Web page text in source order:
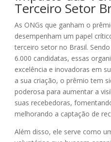
Terceiro Setor
As ONGs que ganham o
desempenham um papel
terceiro setor no Brasil.
6.000 candidatas, essas
excelência e inovadoras em
a sua criação, o prêmio tem
poderosa para aumentar a
suas recebedoras,
melhorando a captação de
Além disso, ele serve como